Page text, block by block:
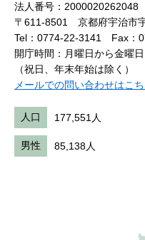
法人番号：2000020262048
〒611-8501 京都府宇治市
Tel：0774-22-3141
Fax：
開庁時間：月曜日から金曜
（祝日、年末年始は除く）
メールでの問い合わせはこち
人口 177,551人
男性 85,138人